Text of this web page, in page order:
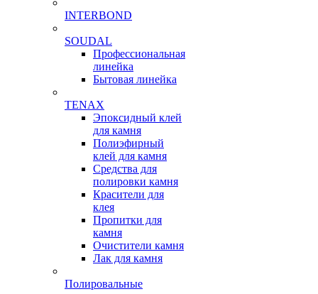
INTERBOND
SOUDAL
Профессиональная
линейка
Бытовая линейка
TENAX
Эпоксидный клей
для камня
Полиэфирный
клей для камня
Средства для
полировки камня
Красители для
клея
Пропитки для
камня
Очистители камня
Лак для камня
Полировальные